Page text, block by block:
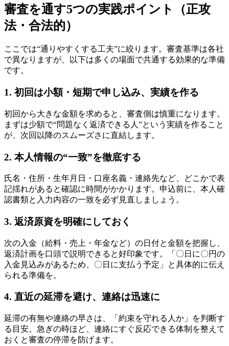
審査を通す5つの実践ポイント（正攻
法・合法的）
ここでは“通りやすくする工夫”に絞ります。審査基準は各社
で異なりますが、以下は多くの場面で共通する効果的な準備
です。
1. 初回は小額・短期で申し込み、実績を作る
初回から大きな金額を求めると、審査側は慎重になります。
まずは少額で“問題なく返済できる人”という実績を作ること
が、次回以降のスムーズさに直結します。
2. 本人情報の“一致”を徹底する
氏名・住所・生年月日・口座名義・連絡先など、どこかで表
記揺れがあると確認に時間がかかります。申込前に、本人確
認書類と入力内容の一致を必ず見直しましょう。
3. 返済原資を明確にしておく
次の入金（給料・売上・年金など）の日付と金額を把握し、
返済計画を口頭で説明できると好印象です。「〇日に〇円の
入金見込みがあるため、〇日に支払う予定」と具体的に伝え
られる準備を。
4. 直近の延滞を避け、連絡は迅速に
延滞の有無や連絡の早さは、「約束を守れる人か」を判断す
る目安。急ぎの時ほど、連絡にすぐ反応できる体制を整えて
おくと審査の停滞を防げます。